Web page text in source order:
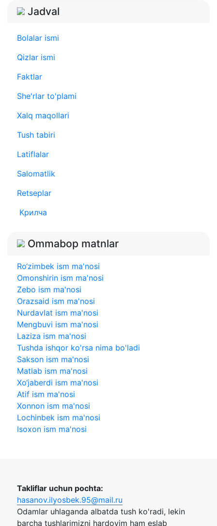
Jadval
Bolalar ismi
Qizlar ismi
Faktlar
She'rlar to'plami
Xalq maqollari
Tush tabiri
Latiflalar
Salomatlik
Retseplar
Крилча
Ommabop matnlar
Ro‘zimbek ism ma'nosi
Omonshirin ism ma'nosi
Zebo ism ma'nosi
Orazsaid ism ma'nosi
Nurdavlat ism ma'nosi
Mengbuvi ism ma'nosi
Laziza ism ma'nosi
Tushda ishqor ko'rsa nima bo'ladi
Sakson ism ma'nosi
Matlab ism ma'nosi
Xo‘jaberdi ism ma'nosi
Atif ism ma'nosi
Xonnon ism ma'nosi
Lochinbek ism ma'nosi
Isoxon ism ma'nosi
Takliflar uchun pochta:
hasanov.ilyosbek.95@mail.ru
Odamlar uhlaganda albatda tush ko'radi, lekin
barcha tushlarimizni hardoyim ham eslab